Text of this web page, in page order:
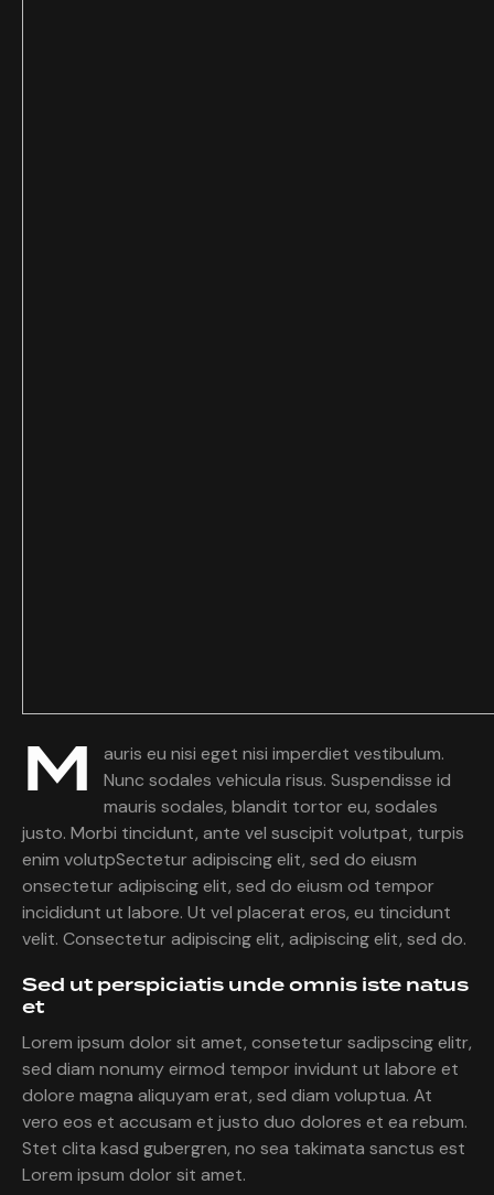
M
auris eu nisi eget nisi imperdiet vestibulum.
Nunc sodales vehicula risus. Suspendisse id
mauris sodales, blandit tortor eu, sodales
justo. Morbi tincidunt, ante vel suscipit volutpat, turpis
enim volutpSectetur adipiscing elit, sed do eiusm
onsectetur adipiscing elit, sed do eiusm od tempor
incididunt ut labore. Ut vel placerat eros, eu tincidunt
velit. Consectetur adipiscing elit, adipiscing elit, sed do.
Sed ut perspiciatis unde omnis iste natus
et
Lorem ipsum dolor sit amet, consetetur sadipscing elitr,
sed diam nonumy eirmod tempor invidunt ut labore et
dolore magna aliquyam erat, sed diam voluptua. At
vero eos et accusam et justo duo dolores et ea rebum.
Stet clita kasd gubergren, no sea takimata sanctus est
Lorem ipsum dolor sit amet.